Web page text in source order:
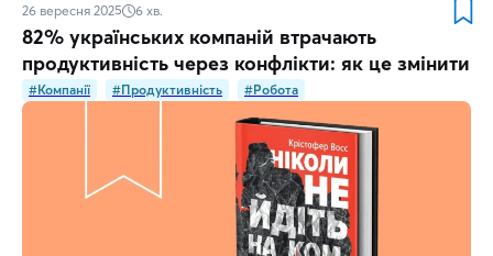
26 вересня 2025 6 хв.
82% українських компаній втрачають
продуктивність через конфлікти: як це змінити
#Компанії #Продуктивність #Робота